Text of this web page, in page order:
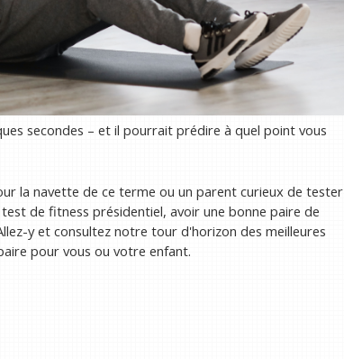
secondes – et il pourrait prédire à quel point vous
la navette de ce terme ou un parent curieux de tester
de fitness présidentiel, avoir une bonne paire de
y et consultez notre tour d'horizon des meilleures
pour vous ou votre enfant.